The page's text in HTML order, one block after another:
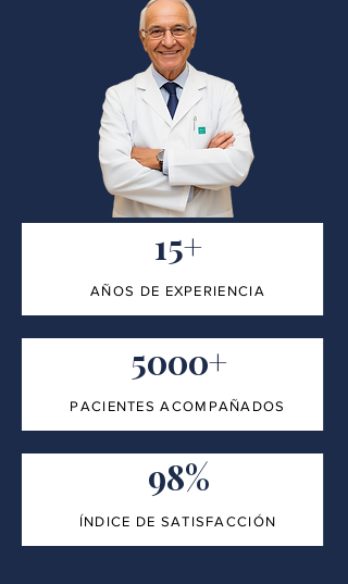
15+
AÑOS DE EXPERIENCIA
5000+
PACIENTES ACOMPAÑADOS
98%
ÍNDICE DE SATISFACCIÓN